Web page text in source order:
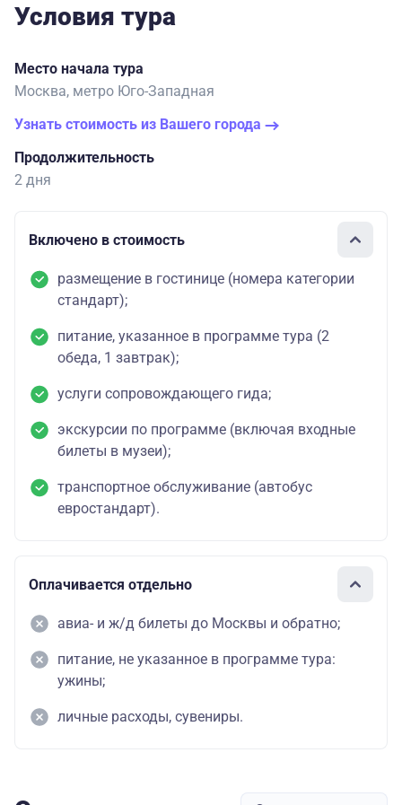
Условия тура
Место начала тура
Москва, метро Юго-Западная
Узнать стоимость из Вашего города
Продолжительность
2 дня
Включено в стоимость
размещение в гостинице (номера категории
стандарт);
питание, указанное в программе тура (2
обеда, 1 завтрак);
услуги сопровождающего гида;
экскурсии по программе (включая входные
билеты в музеи);
транспортное обслуживание (автобус
евростандарт).
Оплачивается отдельно
авиа- и ж/д билеты до Москвы и обратно;
питание, не указанное в программе тура:
ужины;
личные расходы, сувениры.